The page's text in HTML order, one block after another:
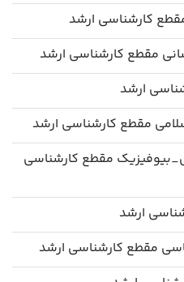
کارشناسی ارشد
مقطع کارشناسی ارشد
ارشد
مقطع کارشناسی ارشد
مقطع کارشناسی
ارشد
مقطع کارشناسی ارشد